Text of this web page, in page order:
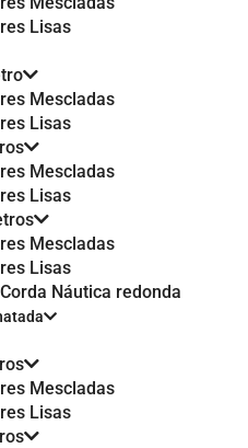
Lisas
Mescladas
Lisas
Mescladas
Lisas
Mescladas
Lisas
Náutica redonda
Mescladas
Lisas